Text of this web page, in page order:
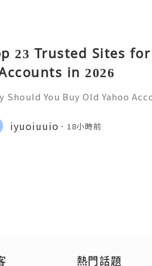
23 Trusted Sites
in 2026
Should You Buy Old Yahoo
(506) 541-7768 ✈️✨💎🌐🚀⭐
Discord: usadigitalhub
iyuoiuuio 18小時前
熱門話題